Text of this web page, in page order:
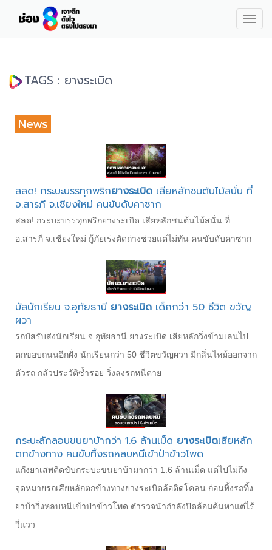
TAGS : ยางระเบิด
News
สลด! กระบะบรรทุกพริกยางระเบิด เสียหลักชนต้นไม้สนั่น ที่
อ.สารภี จ.เชียงใหม่ คนขับดับคาซาก
สลด! กระบะบรรทุกพริกยางระเบิด เสียหลักชนต้นไม้สนั่น ที่
อ.สารภี จ.เชียงใหม่ กู้ภัยเร่งตัดถ่างช่วยแต่ไม่ทัน คนขับดับคาซาก
บัสนักเรียน จ.อุทัยธานี ยางระเบิด เด็กกว่า 50 ชีวิต ขวัญ
ผวา
รถบัสรับส่งนักเรียน จ.อุทัยธานี ยางระเบิด เสียหลักวิ่งข้ามเลนไป
ตกขอบถนนอีกฝั่ง นักเรียนกว่า 50 ชีวิตขวัญผวา มีกลิ่นไหม้ออกจาก
ตัวรถ กลัวประวัติซ้ำรอย วิ่งลงรถหนีตาย
กระบะลักลอบขนยาบ้ากว่า 1.6 ล้านเม็ด ยางระเบิดเสียหลัก
ตกข้างทาง คนขับทิ้งรถหลบหนีเข้าป่าข้าวโพด
แก๊งยาเสพติดขับกระบะขนยาบ้ามากว่า 1.6 ล้านเม็ด แต่ไปไม่ถึง
จุดหมายรถเสียหลักตกข้างทางยางระเบิดล้อติดโคลน ก่อนทิ้งรถทิ้ง
ยาบ้าวิ่งหลบหนีเข้าป่าข้าวโพด ตำรวจนำกำลังปิดล้อมค้นหาแต่ไร้
วี่แวว